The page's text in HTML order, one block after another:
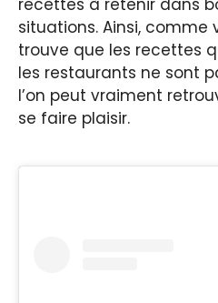
situations. Ainsi, comme
trouve que les recettes
les restaurants ne sont
l’on peut vraiment
se faire plaisir.